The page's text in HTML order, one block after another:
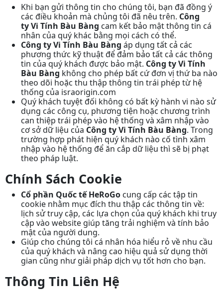
Khi bạn gửi thông tin cho chúng tôi, bạn đã đồng ý
các điều khoản mà chủng tôi đã nêu trên. Công
ty Vi Tính Bàu Bàng cam kết bảo mật thông tin cá
nhân của quý khác bằng mọi cách có thể.
Công ty Vi Tính Bàu Bàng áp dụng tất cả các
phương thức kỹ thuật để đảm bảo tất cả các thông
tin của quý khách được bảo mật. Công ty Vi Tính
Bàu Bàng không cho phép bất cứ đơn vị thứ ba nào
theo dõi hoặc thu thập thông tin trái phép từ hệ
thống của israorigin.com
Quý khách tuyệt đối không có bất kỳ hành vi nào sử
dụng các công cụ, phương tiện hoặc chương trình
can thiệp trái phép vào hệ thống và xâm nhập vào
cơ sở dữ liệu của Công ty Vi Tính Bàu Bàng. Trong
trường hợp phát hiện quý khách nào cố tình xâm
nhập vào hệ thống để ăn cắp dữ liệu thì sẽ bị phạt
theo pháp luật.
Chính Sách Cookie
Cổ phần Quốc tế HeRoGo cung cấp các tập tin
cookie nhằm mục đích thu thập các thông tin về:
lịch sử truy cập, các lựa chọn của quý khách khi truy
cập vào website giúp tăng trải nghiệm và tính bảo
mật của người dung.
Giúp cho chúng tôi cá nhân hóa hiểu rỏ về nhu cầu
của quý khách và nâng cao hiệu quả sử dụng thời
gian cũng như giải pháp dịch vụ tốt hơn cho bạn.
Thông Tin Liên Hệ